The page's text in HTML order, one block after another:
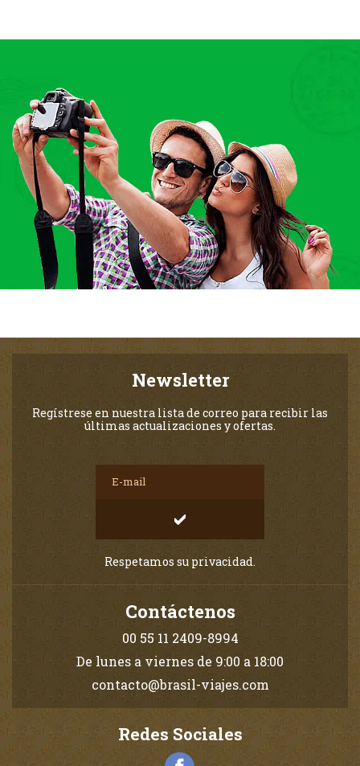
Newsletter
Regístrese en nuestra lista de correo para recibir las
últimas actualizaciones y ofertas.
Respetamos su privacidad.
Contáctenos
00 55 11 2409-8994
De lunes a viernes de 9:00 a 18:00
contacto@brasil-viajes.com
Redes Sociales